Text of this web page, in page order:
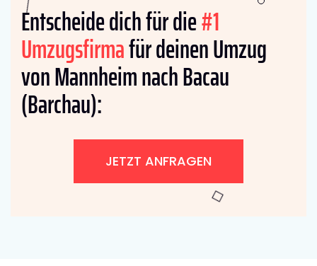
Entscheide dich für die#1
Umzugsfirmafür deinen Umzug
von Mannheim nach Bacau
(Barchau):
JETZT ANFRAGEN